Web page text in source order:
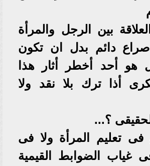
بين الرجل والمرأة
صراع دائم بدل ان تكون
هو أحد أخطر أثار هذا
أذا ترك بلا نقد ولا
؟...
فى تعليم المرأة ولا فى
غياب الضوابط القيمية